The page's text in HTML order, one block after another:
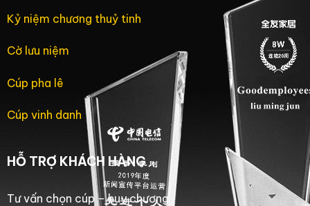
Kỷ niệm chương thuỷ tinh
Cờ lưu niệm
Cúp pha lê
Cúp vinh danh
HỖ TRỢ KHÁCH HÀNG
Tư vấn chọn cúp – huy chương